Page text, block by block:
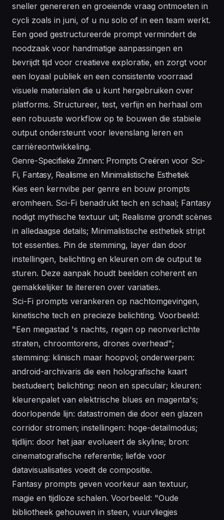
sneller genereren en groeiende vraag ontmoeten in
cycli zoals in juni, of u nu solo of in een team werkt.
Een goed gestructureerde prompt vermindert de
noodzaak voor handmatige aanpassingen en
bevrijdt tijd voor creatieve exploratie, en zorgt voor
een loyaal publiek en een consistente voorraad
visuele materialen die u kunt hergebruiken over
platforms. Structureer, test, verfijn en herhaal om
een robuuste workflow op te bouwen die stabiele
output ondersteunt voor levenslang leren en
carrièreontwikkeling.
Genre-Specifieke Zinnen: Prompts Creëren voor Sci-
Fi, Fantasy, Realisme en Minimalistische Esthetiek
Kies een kernvibe per genre en bouw prompts
eromheen. Sci-Fi benadrukt tech en schaal; Fantasy
nodigt mythische textuur uit; Realisme grondt scènes
in alledaagse details; Minimalistische esthetiek stript
tot essenties. Pin de stemming, layer dan door
instellingen, belichting en kleuren om de output te
sturen. Deze aanpak houdt beelden coherent en
gemakkelijker te itereren over variaties.
Sci-Fi prompts verankeren op nachtomgevingen,
kinetische tech en precieze belichting. Voorbeeld:
"Een megastad 's nachts, regen op neonverlichte
straten, chroomtorens, drones overhead";
stemming: klinisch maar hoopvol; onderwerpen:
android-archivaris die een holografische kaart
bestudeert; belichting: neon en speculair; kleuren:
kleurenpalet van elektrische blues en magenta's;
doorlopende lijn: datastromen die door een glazen
corridor stromen; instellingen: hoge-detailmodus;
tijdlijn: door het jaar evolueert de skyline; bron:
cinematografische referentie; liefde voor
datavisualisaties voedt de compositie.
Fantasy prompts geven voorkeur aan textuur,
magie en tijdloze schalen. Voorbeeld: "Oude
bibliotheek gehouwen in steen, vuurvliegjes